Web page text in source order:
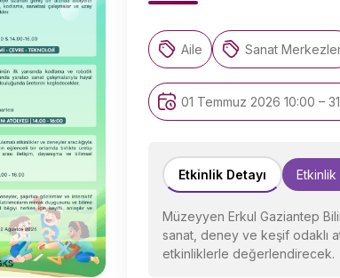
Aile Sanat
01 Temmuz 2026 10:00 –
Etkinlik Detayı Etkinlik
Müzeyyen Erkul Gaziantep
sanat, deney ve keşif odaklı
etkinliklerle değerlendirecek.